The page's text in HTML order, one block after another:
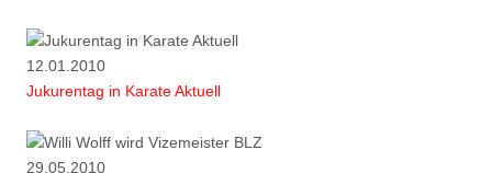
12.01.2010
Jukurentag in Karate Aktuell
29.05.2010